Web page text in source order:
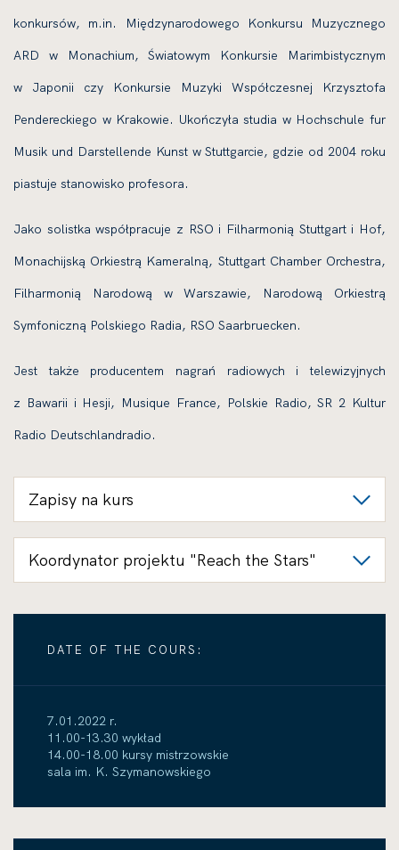
konkursów, m.in. Międzynarodowego Konkursu Muzycznego
ARD w Monachium, Światowym Konkursie Marimbistycznym
w Japonii czy Konkursie Muzyki Współczesnej Krzysztofa
Pendereckiego w Krakowie. Ukończyła studia w Hochschule fur
Musik und Darstellende Kunst w Stuttgarcie, gdzie od 2004 roku
piastuje stanowisko profesora.
Jako solistka współpracuje z RSO i Filharmonią Stuttgart i Hof,
Monachijską Orkiestrą Kameralną, Stuttgart Chamber Orchestra,
Filharmonią Narodową w Warszawie, Narodową Orkiestrą
Symfoniczną Polskiego Radia, RSO Saarbruecken.
Jest także producentem nagrań radiowych i telewizyjnych
z Bawarii i Hesji, Musique France, Polskie Radio, SR 2 Kultur
Radio Deutschlandradio.
Zapisy na kurs
Koordynator projektu "Reach the Stars"
DATE OF THE COURS:
7.01.2022 r.
11.00-13.30 wykład
14.00-18.00 kursy mistrzowskie
sala im. K. Szymanowskiego